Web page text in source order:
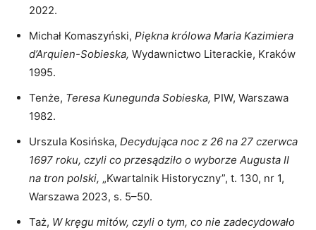
2022.
Michał Komaszyński, Piękna królowa Maria Kazimiera
d’Arquien-Sobieska, Wydawnictwo Literackie, Kraków
1995.
Tenże, Teresa Kunegunda Sobieska, PIW, Warszawa
1982.
Urszula Kosińska, Decydująca noc z 26 na 27 czerwca
1697 roku, czyli co przesądziło o wyborze Augusta II
na tron polski, „Kwartalnik Historyczny”, t. 130, nr 1,
Warszawa 2023, s. 5–50.
Taż, W kręgu mitów, czyli o tym, co nie zadecydowało